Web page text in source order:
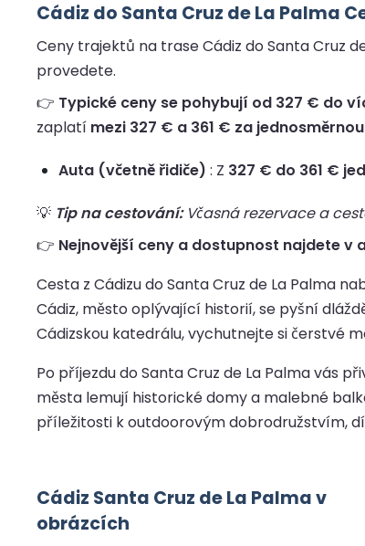
Cádiz do Santa Cruz de La Palma
Ceny trajektů na trase Cádiz do Santa Cruz
provedete.
👉 Typické ceny se pohybují od 327 € do
zaplatí mezi 327 € a 361 € za
Auta (včetně řidiče) : Z 327 € do 361 €
💡 Tip na cestování:Včasná rezervace a
👉 Nejnovější ceny a dostupnost najdete v
Cesta z Cádizu do Santa Cruz de La Palma
Cádiz, město oplývající historií, se pyšní
Cádizskou katedrálu, vychutnejte si čerstvé
Po příjezdu do Santa Cruz de La Palma vás
města lemují historické domy a malebné
příležitosti k outdoorovým dobrodružstvím,
Cádiz Santa Cruz de La Palma v
obrázcích